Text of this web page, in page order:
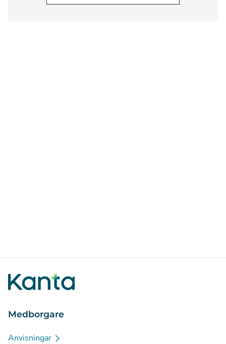
Medborgare
Anvisningar